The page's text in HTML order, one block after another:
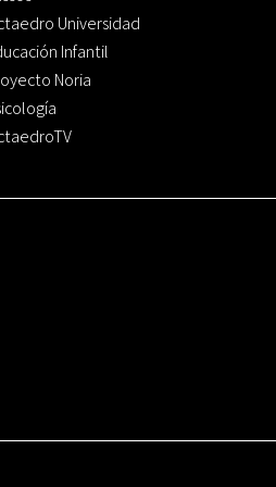
Universidad
Infantil
Noria